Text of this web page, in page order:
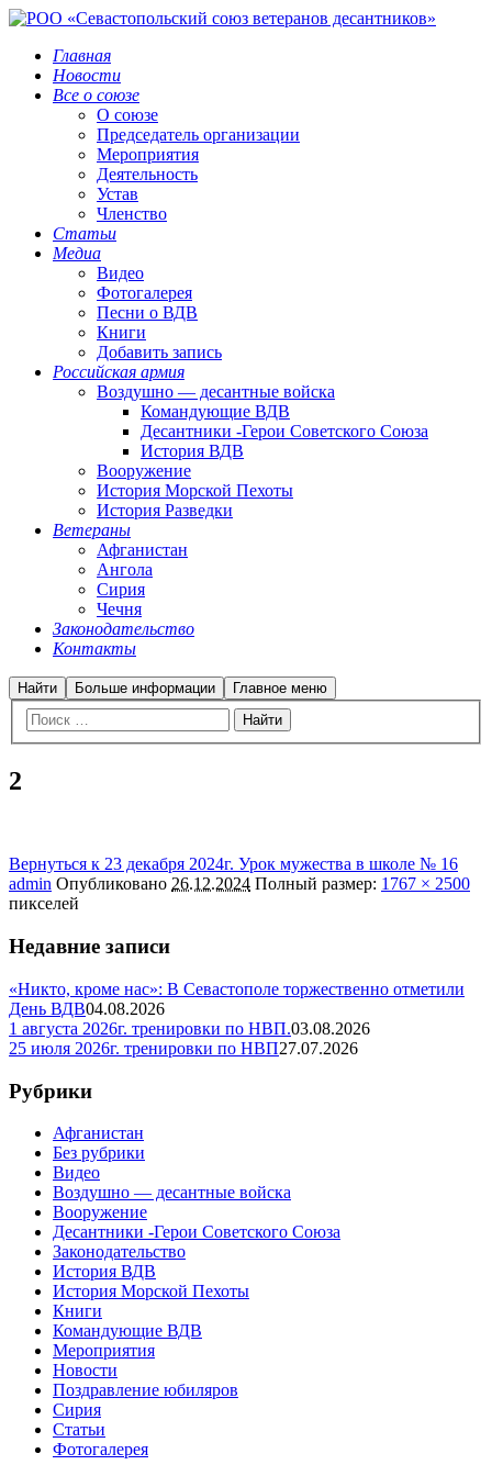
Главная
Новости
Все о союзе
О союзе
Председатель организации
Мероприятия
Деятельность
Устав
Членство
Статьи
Медиа
Видео
Фотогалерея
Песни о ВДВ
Книги
Добавить запись
Российская армия
Воздушно — десантные войска
Командующие ВДВ
Десантники -Герои Советского Союза
История ВДВ
Вооружение
История Морской Пехоты
История Разведки
Ветераны
Афганистан
Ангола
Сирия
Чечня
Законодательство
Контакты
Найти Больше информации Главное меню
2
Вернуться к 23 декабря 2024г. Урок мужества в школе № 16
admin Опубликовано 26.12.2024 Полный размер: 1767 × 2500
пикселей
Недавние записи
«Никто, кроме нас»: В Севастополе торжественно отметили
День ВДВ04.08.2026
1 августа 2026г. тренировки по НВП.03.08.2026
25 июля 2026г. тренировки по НВП27.07.2026
Рубрики
Афганистан
Без рубрики
Видео
Воздушно — десантные войска
Вооружение
Десантники -Герои Советского Союза
Законодательство
История ВДВ
История Морской Пехоты
Книги
Командующие ВДВ
Мероприятия
Новости
Поздравление юбиляров
Сирия
Статьи
Фотогалерея